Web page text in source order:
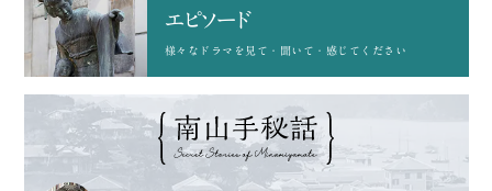
エピソード
様々なドラマを 見て・聞いて・感じてください